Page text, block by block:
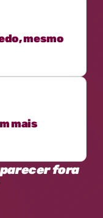
mesmo
mais
fora